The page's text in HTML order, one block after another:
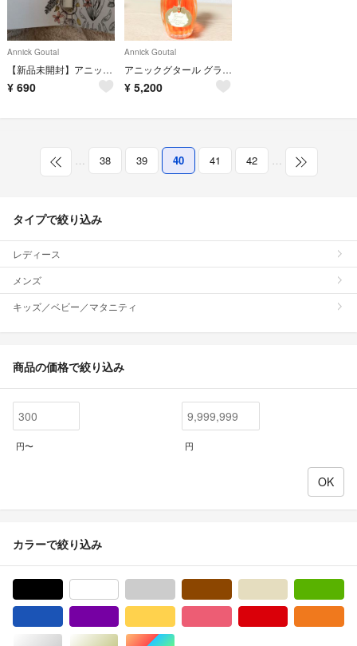
Annick Goutal
【新品未開封】アニックグタール ローズポンポン オードトワレ1.5ml
¥ 690
Annick Goutal
アニックグタール グランダムール 100ml 香水
¥ 5,200
… 38 39 40 41 42 …
タイプで絞り込み
レディース
メンズ
キッズ／ベビー／マタニティ
商品の価格で絞り込み
円〜 円
カラーで絞り込み